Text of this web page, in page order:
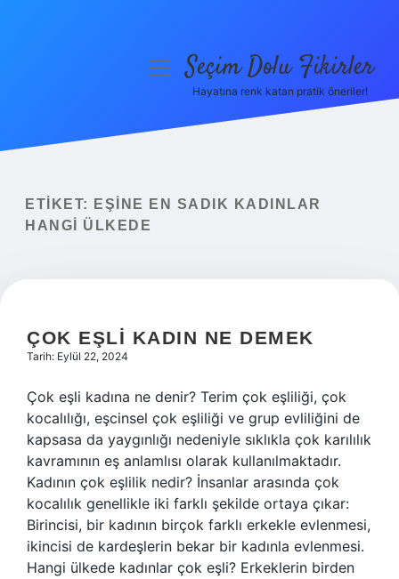
Yasal Uyarı
menüyüSeçim Dolu Fikirler
Hayatına renk katan pratik öneriler!
ETIKET:
EŞINE EN SADIK KADINLAR
HANGI ÜLKEDE
ÇOK EŞLI KADIN NE DEMEK
Tarih: Eylül 22, 2024
Çok eşli kadına ne denir? Terim çok eşliliği, çok
kocalılığı, eşcinsel çok eşliliği ve grup evliliğini de
kapsasa da yaygınlığı nedeniyle sıklıkla çok karılılık
kavramının eş anlamlısı olarak kullanılmaktadır.
Kadının çok eşlilik nedir? İnsanlar arasında çok
kocalılık genellikle iki farklı şekilde ortaya çıkar:
Birincisi, bir kadının birçok farklı erkekle evlenmesi,
ikincisi de kardeşlerin bekar bir kadınla evlenmesi.
Hangi ülkede kadınlar çok eşli? Erkeklerin birden